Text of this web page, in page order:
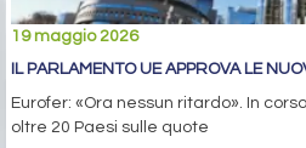
19 maggio 2026
IL PARLAMENTO UE APPROVA LE
Eurofer: «Ora nessun ritardo». In
oltre 20 Paesi sulle quote